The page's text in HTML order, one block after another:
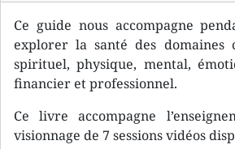
Ce guide nous accompagne
explorer la santé des domaines
spirituel, physique, mental,
financier et professionnel.
Ce livre accompagne
visionnage de 7 sessions vidéos